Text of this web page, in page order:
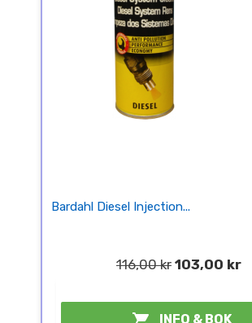
Bardahl Diesel Injection...
116,00 kr 103,00 kr
INFO & BOK